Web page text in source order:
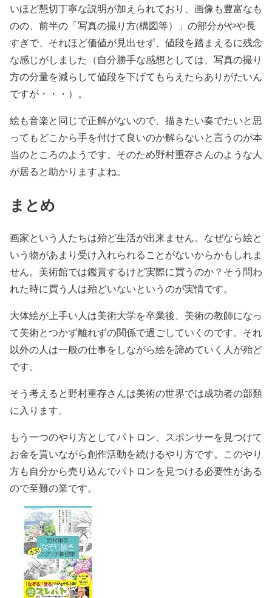
いほど懇切丁寧な説明が加えられており、画像も豊富なも
のの、前半の「写真の撮り方(構図等）」の部分がやや長
すぎで、それほど価値が見出せず、値段を踏まえるに残念
な感じがしました（自分勝手な感想としては、写真の撮り
方の分量を減らして値段を下げてもらえたらありがたいん
ですが・・・）。
絵も音楽と同じで正解がないので、描きたい奏でたいと思
ってもどこから手を付けて良いのか解らないと言うのが本
当のところのようです。そのため野村重存さんのような人
が居ると助かりますよね。
まとめ
画家という人たちは殆ど生活が出来ません。なぜなら絵と
いう物があまり受け入れられることがないからかもしれま
せん。美術館では鑑賞するけど実際に買うのか？そう問わ
れた時に買う人は殆どいないというのが実情です。
大体絵が上手い人は美術大学を卒業後、美術の教師になっ
て美術とつかず離れずの関係で過ごしていくのです。それ
以外の人は一般の仕事をしながら絵を諦めていく人が殆ど
です。
そう考えると野村重存さんは美術の世界では成功者の部類
に入ります。
もう一つのやり方としてパトロン、スポンサーを見つけて
お金を貰いながら創作活動を続けるやり方です。このやり
方も自分から売り込んでパトロンを見つける必要性がある
ので至難の業です。